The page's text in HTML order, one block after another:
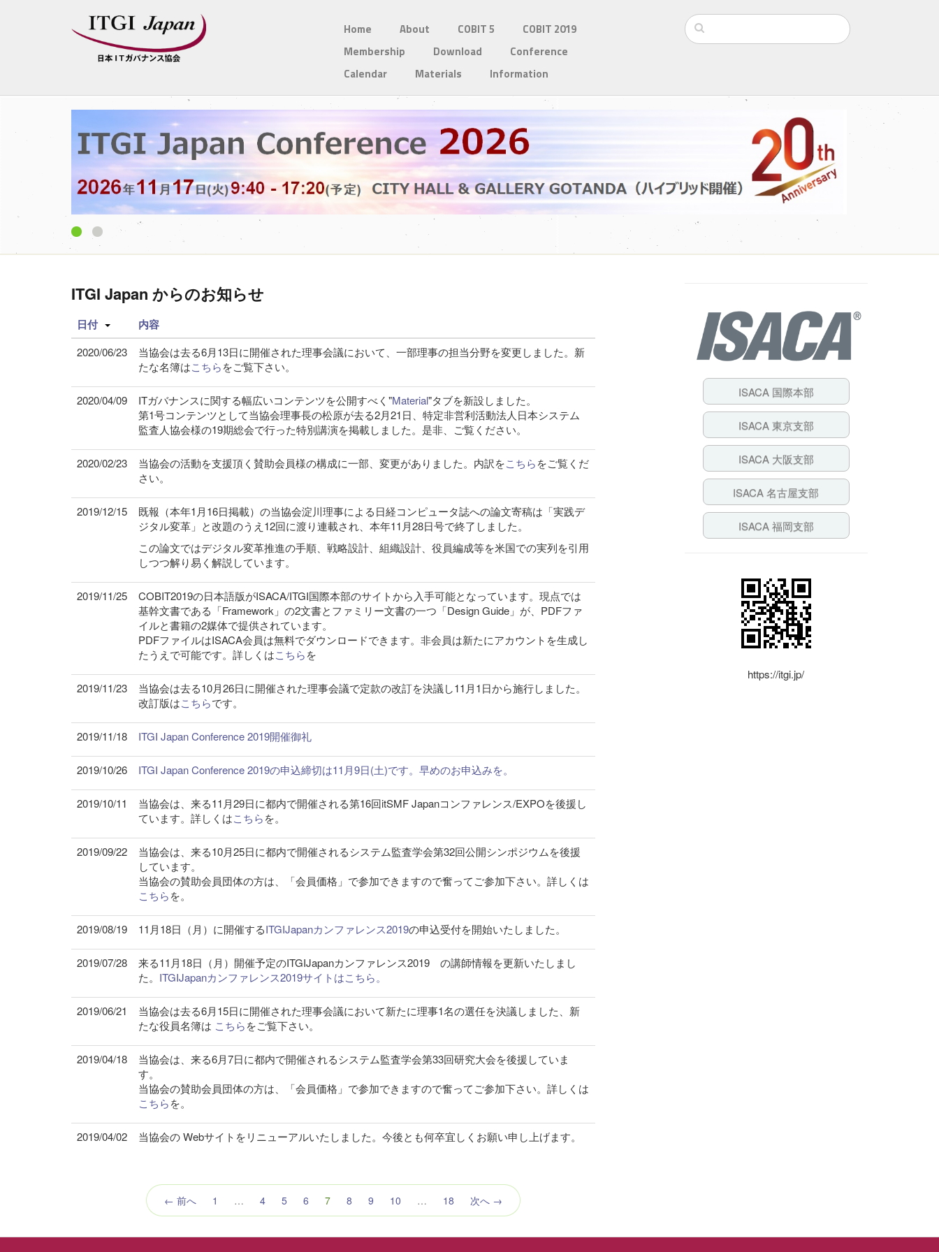
Home About COBIT 5
COBIT 2019
Membership
Download
Conference
Calendar
Materials Information
ITGI Japan からのお知らせ
日付 内容
2020/06/23
当協会は去る6月13日に開催された理事会議において、一部理事の担当分野を変更しました。新
たな名簿はこちらをご覧下さい。
2020/04/09 ITガバナンスに関する幅広いコンテンツを公開すべく"Material"タブを新設しました。
第1号コンテンツとして当協会理事長の松原が去る2月21日、特定非営利活動法人日本システム
監査人協会様の19期総会で行った特別講演を掲載しました。是非、ご覧ください。
2020/02/23 当協会の活動を支援頂く賛助会員様の構成に一部、変更がありました。内訳をこちらをご覧くだ
さい。
2019/12/15
既報（本年1月16日掲載）の当協会淀川理事による日経コンピュータ誌への論文寄稿は「実践デ
ジタル変革」と改題のうえ12回に渡り連載され、本年11月28日号で終了しました。
この論文ではデジタル変革推進の手順、戦略設計、組織設計、役員編成等を米国での実列を引用
しつつ解り易く解説しています。
2019/11/25
COBIT2019の日本語版がISACA/ITGI国際本部のサイトから入手可能となっています。現点では
基幹文書である「Framework」の2文書とファミリー文書の一つ「Design Guide」が、PDFファ
イルと書籍の2媒体で提供されています。
PDFファイルはISACA会員は無料でダウンロードできます。非会員は新たにアカウントを生成し
たうえで可能です。詳しくはこちらを
2019/11/23
当協会は去る10月26日に開催された理事会議で定款の改訂を決議し11月1日から施行しました。
改訂版はこちらです。
2019/11/18 ITGI Japan Conference 2019開催御礼
2019/10/26 ITGI Japan Conference 2019の申込締切は11月9日(土)です。早めのお申込みを。
2019/10/11
当協会は、来る11月29日に都内で開催される第16回itSMF Japanコンファレンス/EXPOを後援し
ています。詳しくはこちらを。
2019/09/22
当協会は、来る10月25日に都内で開催されるシステム監査学会第32回公開シンポジウムを後援
しています。
当協会の賛助会員団体の方は、「会員価格」で参加できますので奮ってご参加下さい。詳しくは
こちらを。
2019/08/19 11月18日（月）に開催するITGIJapanカンファレンス2019の申込受付を開始いたしました。
2019/07/28
来る11月18日（月）開催予定のITGIJapanカンファレンス2019 の講師情報を更新いたしまし
た。 ITGIJapanカンファレンス2019サイトはこちら。
2019/06/21
当協会は去る6月15日に開催された理事会議において新たに理事1名の選任を決議しました、新
たな役員名簿は こちらをご覧下さい。
2019/04/18
当協会は、来る6月7日に都内で開催されるシステム監査学会第33回研究大会を後援していま
す。
当協会の賛助会員団体の方は、「会員価格」で参加できますので奮ってご参加下さい。詳しくは
こちらを。
2019/04/02 当協会の Webサイトをリニューアルいたしました。今後とも何卒宜しくお願い申し上げます。
← 前へ 1 4 5 6 7（こ
の
ー
8 9 10 18 次へ →
ISACA 国際本部
ISACA 東京支部
ISACA 大阪支部
ISACA 名古屋支部
ISACA 福岡支部
https://itgi.jp/